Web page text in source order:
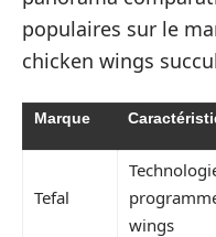
populaires sur le
chicken wings
Marque
Tefal
wings